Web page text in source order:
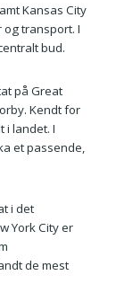
Kansas City
transport. I
bud.
på Great
Kendt for
i landet. I
et passende,
i det
York City er
de mest